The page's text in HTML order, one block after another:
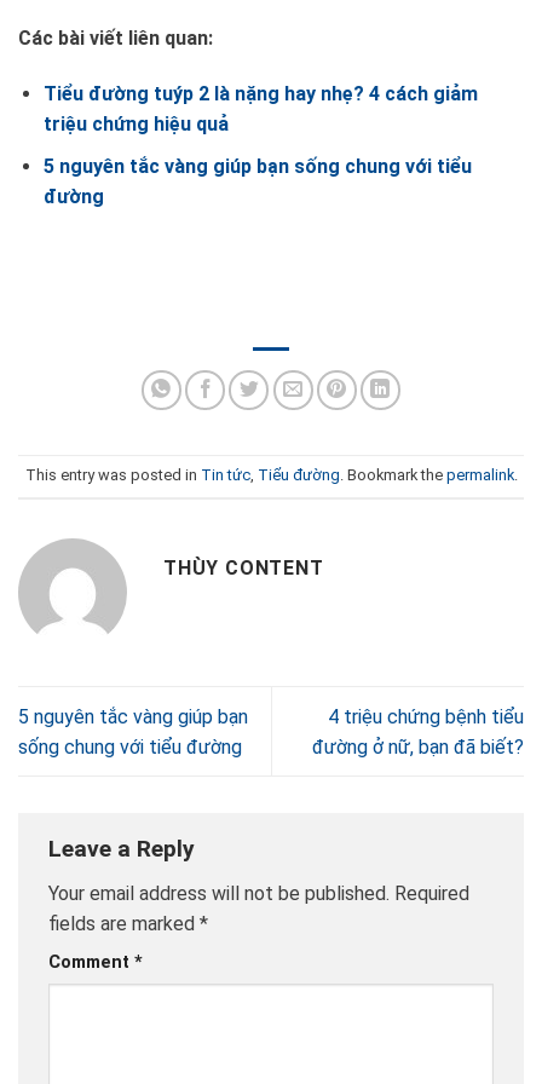
Các bài viết liên quan:
Tiểu đường tuýp 2 là nặng hay nhẹ? 4 cách giảm
triệu chứng hiệu quả
5 nguyên tắc vàng giúp bạn sống chung với tiểu
đường
This entry was posted in Tin tức, Tiểu đường. Bookmark the permalink.
THÙY CONTENT
5 nguyên tắc vàng giúp bạn
sống chung với tiểu đường
4 triệu chứng bệnh tiểu
đường ở nữ, bạn đã biết?
Leave a Reply
Your email address will not be published. Required
fields are marked *
Comment *